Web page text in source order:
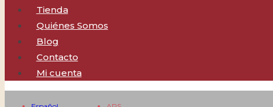
Tienda
Quiénes Somos
Blog
Contacto
Mi cuenta